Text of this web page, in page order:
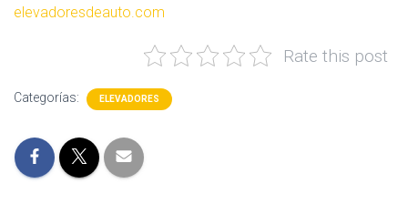
elevadoresdeauto.com
Rate this post
Categorías: ELEVADORES